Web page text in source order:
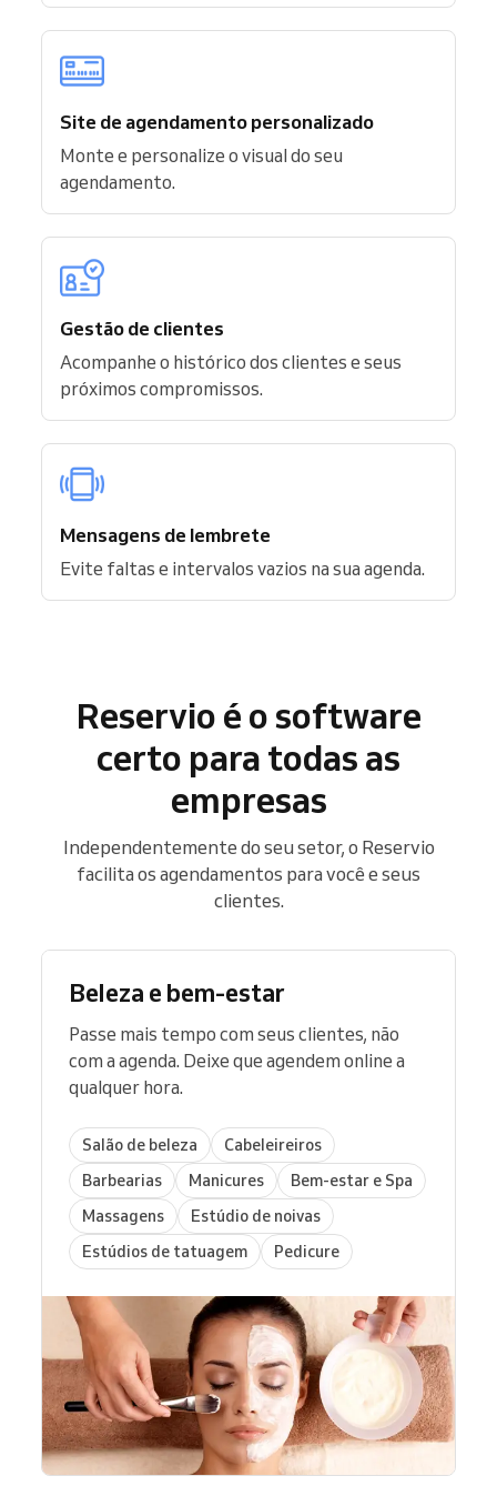
Site de agendamento personalizado
Monte e personalize o visual do seu
agendamento.
Gestão de clientes
Acompanhe o histórico dos clientes e seus
próximos compromissos.
Mensagens de lembrete
Evite faltas e intervalos vazios na sua agenda.
Reservio é o software
certo para todas as
empresas
Independentemente do seu setor, o Reservio
facilita os agendamentos para você e seus
clientes.
Beleza e bem-estar
Passe mais tempo com seus clientes, não
com a agenda. Deixe que agendem online a
qualquer hora.
Salão de beleza
Cabeleireiros
Barbearias
Manicures
Bem-estar e Spa
Massagens
Estúdio de noivas
Estúdios de tatuagem
Pedicure